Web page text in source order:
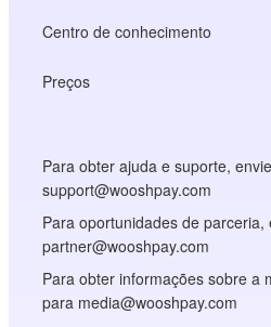
Centro de conhecimento
Preços
Para obter ajuda e suporte,
support@wooshpay.com
Para oportunidades de
partner@wooshpay.com
Para obter informações sobre a
para media@wooshpay.com